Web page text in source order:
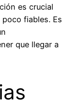
es crucial
fiables. Es
que llegar a